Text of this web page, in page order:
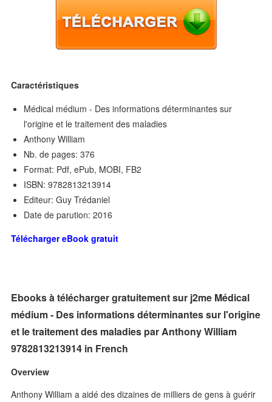
Caractéristiques
Médical médium - Des informations déterminantes sur
l'origine et le traitement des maladies
Anthony William
Nb. de pages: 376
Format: Pdf, ePub, MOBI, FB2
ISBN: 9782813213914
Editeur: Guy Trédaniel
Date de parution: 2016
Télécharger eBook gratuit
Ebooks à télécharger gratuitement sur j2me Médical
médium - Des informations déterminantes sur l'origine
et le traitement des maladies par Anthony William
9782813213914 in French
Overview
Anthony William a aidé des dizaines de milliers de gens à guérir